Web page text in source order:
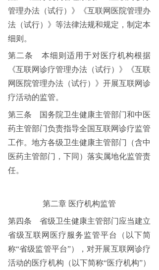
管理办法（试行）》《互联网医院管理办
法（试行）》等法律法规和规定，制定本
细则。
第二条
本细则适用于对医疗机构根据
《互联网诊疗管理办法（试行）》《互联
网医院管理办法（试行）》开展互联网诊
疗活动的监管。
第三条 国务院卫生健康主管部门和中医
药主管部门负责指导全国互联网诊疗监管
工作。地方各级卫生健康主管部门（含中
医药主管部门，下同）落实属地化监管责
任。
第二章 医疗机构监管
第四条 省级卫生健康主管部门应当建立
省级互联网医疗服务监管平台（以下简
称“省级监管平台”），对开展互联网诊疗
活动的医疗机构（以下简称“医疗机构”）